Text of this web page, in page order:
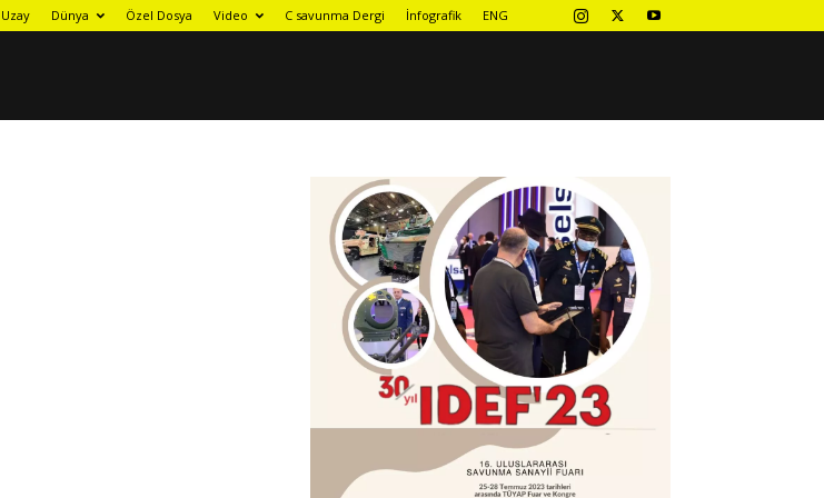
Uzay Dünya Özel Dosya Video C savunma Dergi İnfografik ENG